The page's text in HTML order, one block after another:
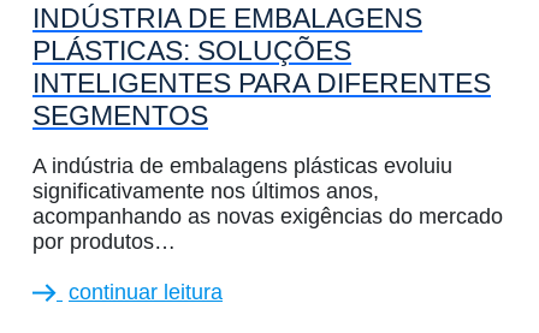
INDÚSTRIA DE EMBALAGENS
PLÁSTICAS: SOLUÇÕES
INTELIGENTES PARA DIFERENTES
SEGMENTOS
A indústria de embalagens plásticas evoluiu
significativamente nos últimos anos,
acompanhando as novas exigências do mercado
por produtos…
continuar leitura